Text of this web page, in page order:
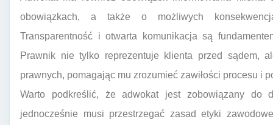
obowiązkach, a także o możliwych
Transparentność i otwarta komunikacja są
Prawnik nie tylko reprezentuje klienta przed sądem,
prawnych, pomagając mu zrozumieć zawiłości procesu i
Warto podkreślić, że adwokat jest zobowiązany do
jednocześnie musi przestrzegać zasad etyki